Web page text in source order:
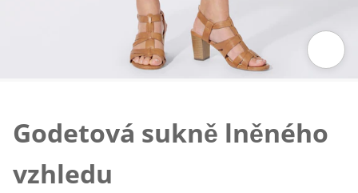
Godetová sukně lněného
vzhledu